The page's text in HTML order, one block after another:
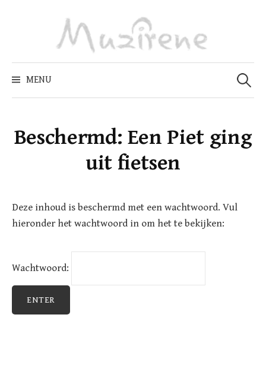
MENU
Zoeken
naar:
Beschermd: Een Piet ging
uit fietsen
Deze inhoud is beschermd met een wachtwoord. Vul
hieronder het wachtwoord in om het te bekijken:
Wachtwoord: